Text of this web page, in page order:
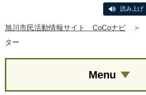
読み上げ
旭川市民活動情報サイト CoCoナビ ＞
ター
Menu